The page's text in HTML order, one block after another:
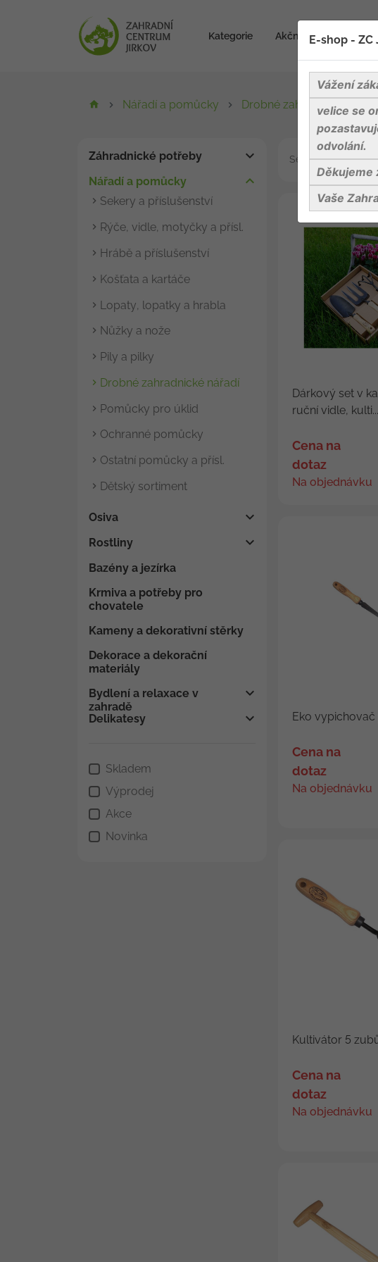
Kategorie Akční zboží Blog
Nářadí a pomůcky Drobné zahradnické nářadí
Záhradnické potřeby
Nářadí a pomůcky
Sekery a příslušenství
Rýče, vidle, motyčky a přísl.
Hrábě a příslušenství
Košťata a kartáče
Lopaty, lopatky a hrabla
Nůžky a nože
Pily a pilky
Drobné zahradnické nářadí
Pomůcky pro úklid
Ochranné pomůcky
Ostatní pomůcky a přísl.
Dětský sortiment
Osiva
Rostliny
Bazény a jezírka
Krmiva a potřeby pro
chovatele
Kameny a dekorativní stěrky
Dekorace a dekorační
materiály
Bydlení a relaxace v
zahradě
Delikatesy
Skladem
Výprodej
Akce
Novinka
Seřadit dle
Dárkový set v
ruční vidle, kulti...
Cena na
dotaz
Na objednávku
Eko
Cena na
dotaz
Na objednávku
Kultivátor 5
Cena na
dotaz
Na objednávku
E-shop - ZC
Vážení
velice se
odvolání.
Děkujeme
Vaše